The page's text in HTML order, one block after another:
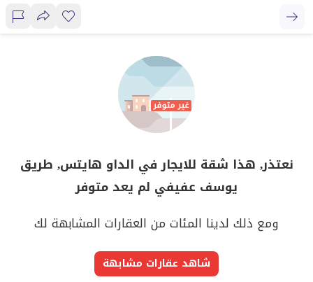
نعتذر, هذا شقة للايجار في الداو هايتس, طريق
يوسف عفيفي لم يعد متوفر
ومع ذلك لدينا المئات من العقارات المشابهة لك
شاهد عقارات مشابهة